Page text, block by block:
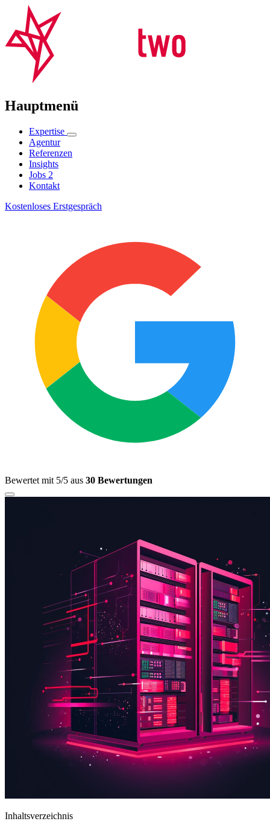
Hauptmenü
Expertise
Agentur
Referenzen
Insights
Jobs 2
Kontakt
Kostenloses Erstgespräch
Bewertet mit 5/5 aus 30 Bewertungen
Inhaltsverzeichnis